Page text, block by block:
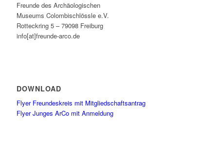
Freunde des Archäologischen
Museums Colombischlössle e.V.
Rotteckring 5 – 79098 Freiburg
info[at]freunde-arco.de
DOWNLOAD
Flyer Freundeskreis mit Mitgliedschaftsantrag
Flyer Junges ArCo mit Anmeldung